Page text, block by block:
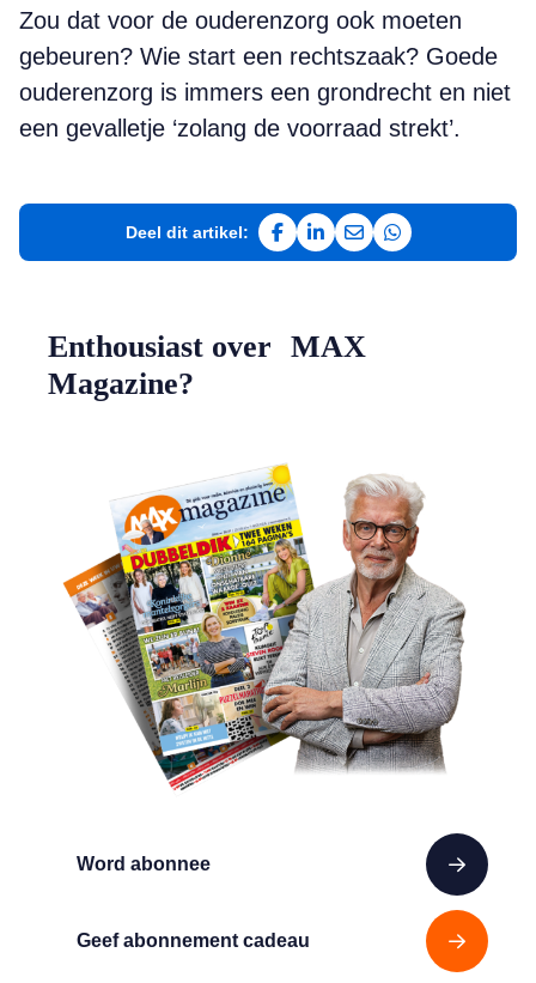
Zou dat voor de ouderenzorg ook moeten
gebeuren? Wie start een rechtszaak? Goede
ouderenzorg is immers een grondrecht en niet
een gevalletje ‘zolang de voorraad strekt’.
Deel dit artikel:
Deel op Facebook
Deel op LinkedIn
Deel via e-mail
Deel via
Word abonnee
Geef abonnement cadeau
Enthousiast over MAX
Magazine?